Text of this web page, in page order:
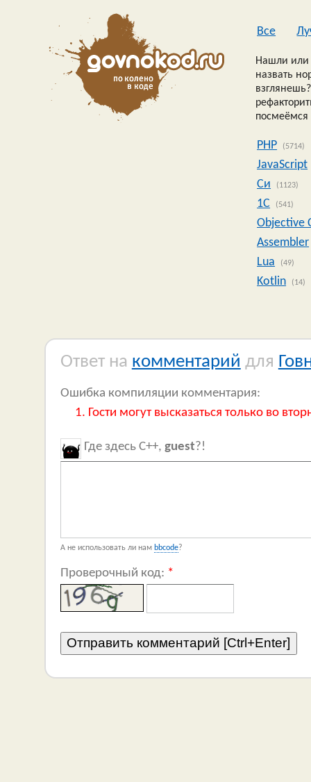
Все
Нашли или
назвать
посмеёмся
PHP (5714)
JavaScript
Си
(1123)
1C (541)
Objective
Assembler
Lua
(49)
Kotlin (14)
Ответ на комментарий для
Ошибка компиляции комментария:
Гости могут высказаться только во
Где здесь C++, guest?!
А не использовать ли нам bbcode?
Проверочный код: *